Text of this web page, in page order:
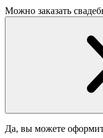
Можно заказать
Да, вы можете